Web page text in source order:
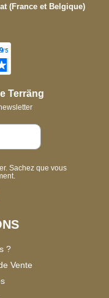
(France et Belgique)
Terräng
Sachez que vous
?
Vente